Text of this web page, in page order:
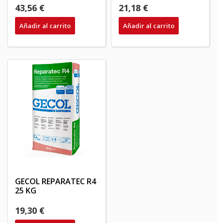
43,56 €
Añadir al carrito
21,18 €
Añadir al carrito
GECOL REPARATEC R4
25 KG
19,30 €